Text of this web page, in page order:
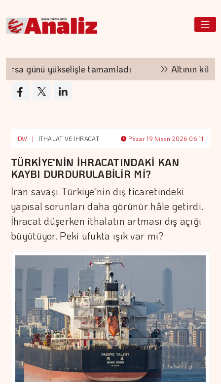
günü yükselişle tamamladı Altının
DW | İTHALAT VE İHRACAT Pazar 19 Nisan 2026 06:11
TÜRKİYE'NİN İHRACATINDAKİ KAN
KAYBI DURDURULABİLİR Mİ?
İran savaşı Türkiye'nin dış ticaretindeki
yapısal sorunları daha görünür hâle getirdi.
İhracat düşerken ithalatın artması dış açığı
büyütüyor. Peki ufukta ışık var mı?